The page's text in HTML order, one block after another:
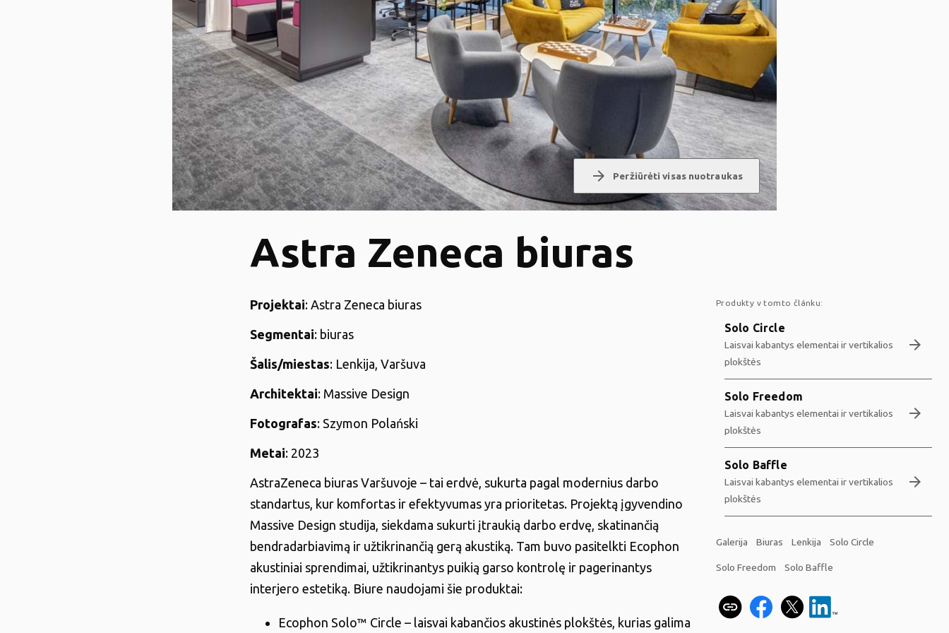
arrow_forward Peržiūrėti visas nuotraukas
Astra Zeneca biuras
Projektai: Astra Zeneca biuras
Segmentai: biuras
Šalis/miestas: Lenkija, Varšuva
Architektai: Massive Design
Fotografas: Szymon Polański
Metai: 2023
AstraZeneca biuras Varšuvoje – tai erdvė, sukurta pagal modernius darbo
standartus, kur komfortas ir efektyvumas yra prioritetas. Projektą įgyvendino
Massive Design studija, siekdama sukurti įtraukią darbo erdvę, skatinančią
bendradarbiavimą ir užtikrinančią gerą akustiką. Tam buvo pasitelkti Ecophon
akustiniai sprendimai, užtikrinantys puikią garso kontrolę ir pagerinantys
interjero estetiką. Biure naudojami šie produktai:
Ecophon Solo™ Circle – laisvai kabančios akustinės plokštės, kurias galima
Produkty v tomto článku:
Solo Circle
Laisvai kabantys elementai ir vertikalios
plokštės
arrow_forward
Solo Freedom
Laisvai kabantys elementai ir vertikalios
plokštės
arrow_forward
Solo Baffle
Laisvai kabantys elementai ir vertikalios
plokštės
arrow_forward
Galerija Biuras Lenkija Solo Circle
Solo Freedom Solo Baffle